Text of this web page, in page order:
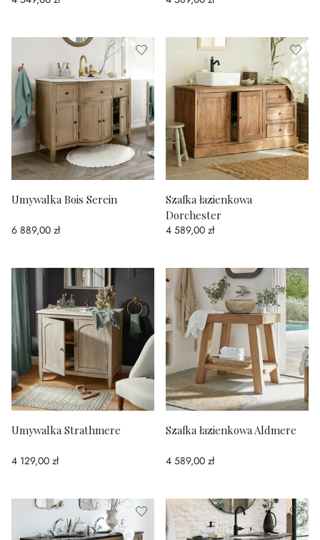
Umywalka Bois Serein
6 889,00 zł
Szafka łazienkowa
Dorchester
4 589,00 zł
Umywalka Strathmere
4 129,00 zł
Szafka łazienkowa Aldmere
4 589,00 zł